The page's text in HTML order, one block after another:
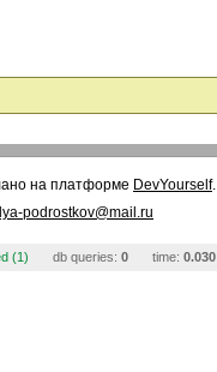
на платформе DevYourself.
podrostkov@mail.ru
(1) db queries: 0 time: 0.030